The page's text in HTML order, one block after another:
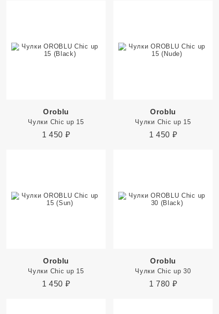
Oroblu
Чулки Chic up 15
1 450 ₽
Oroblu
Чулки Chic up 15
1 450 ₽
Oroblu
Чулки Chic up 15
1 450 ₽
Oroblu
Чулки Chic up 30
1 780 ₽